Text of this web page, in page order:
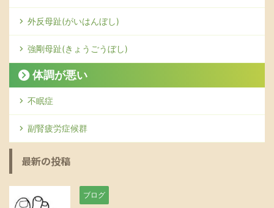
外反母趾(がいはんぼし)
強剛母趾(きょうごうぼし)
体調が悪い
不眠症
副腎疲労症候群
最新の投稿
ブログ